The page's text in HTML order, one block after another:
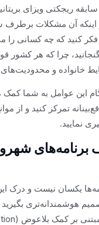
ریجکتی ویزای
اینکه آن مشکلات برطرف
کنید که چه کسانی را
چرا که هر کشور
خانواده و
این عوامل به شما کمک
تمرکز کنید و از
نمایید.
برنامه‌های
یکسان نیست و درک
هوشمندانه‌تری بگیرید